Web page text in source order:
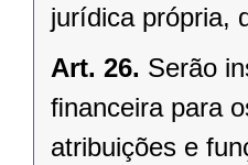
jurídica própria,
Art. 26. Serão
ﬁnanceira para
atribuições e